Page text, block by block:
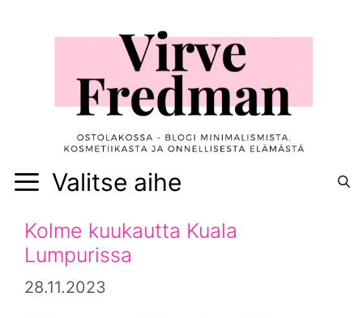
Valitse aihe
Kolme kuukautta Kuala
Lumpurissa
28.11.2023